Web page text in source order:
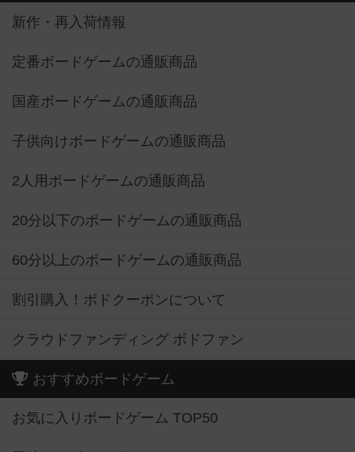
新作・再入荷情報
定番ボードゲームの通販商品
国産ボードゲームの通販商品
子供向けボードゲームの通販商品
2人用ボードゲームの通販商品
20分以下のボードゲームの通販商品
60分以上のボードゲームの通販商品
割引購入！ボドクーポンについて
クラウドファンディング ボドファン
おすすめボードゲーム
お気に入りボードゲーム TOP50